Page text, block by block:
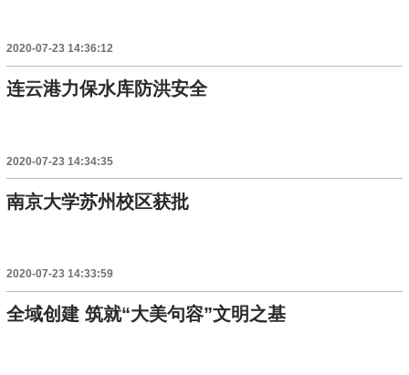
2020-07-23 14:36:12
连云港力保水库防洪安全
2020-07-23 14:34:35
南京大学苏州校区获批
2020-07-23 14:33:59
全域创建 筑就“大美句容”文明之基